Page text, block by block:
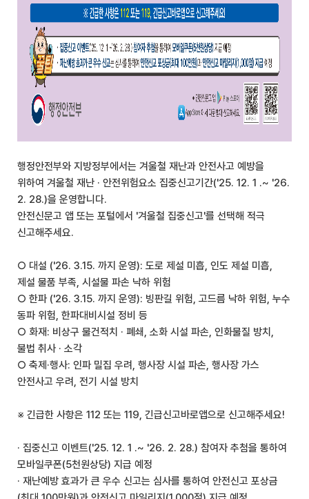
행정안전부와 지방정부에서는 겨울철 재난과 안전사고 예방을
위하여 겨울철 재난 · 안전위험요소 집중신고기간('25. 12. 1 .~ '26.
2. 28.)을 운영합니다.
안전신문고 앱 또는 포털에서 '겨울철 집중신고'를 선택해 적극
신고해주세요.
○ 대설 ('26. 3.15. 까지 운영): 도로 제설 미흡, 인도 제설 미흡,
제설 물품 부족, 시설물 파손 낙하 위험
○ 한파 ('26. 3.15. 까지 운영): 빙판길 위험, 고드름 낙하 위험, 누수
동파 위험, 한파대비시설 정비 등
○ 화재: 비상구 물건적치 · 폐쇄, 소화 시설 파손, 인화물질 방치,
불법 취사 · 소각
○ 축제·행사: 인파 밀집 우려, 행사장 시설 파손, 행사장 가스
안전사고 우려, 전기 시설 방치
※ 긴급한 사항은 112 또는 119, 긴급신고바로앱으로 신고해주세요!
· 집중신고 이벤트('25. 12. 1 .~ '26. 2. 28.) 참여자 추첨을 통하여
모바일쿠폰(5천원상당) 지급 예정
· 재난예방 효과가 큰 우수 신고는 심사를 통하여 안전신고 포상금